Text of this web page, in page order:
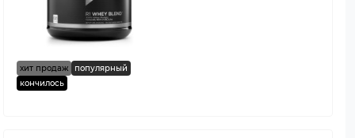
хит продаж
популярный
кончилось